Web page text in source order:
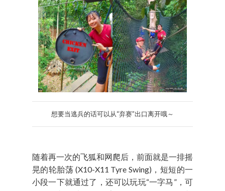
想要当逃兵的话可以从“弃赛”出口离开哦～
随着再一次的飞狐和网爬后，前面就是一排摇
晃的轮胎荡 (X10-X11 Tyre Swing)，短短的一
小段一下就通过了，还可以玩玩“一字马”，可